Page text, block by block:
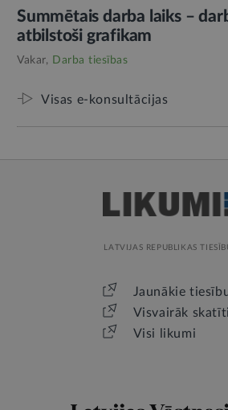
Summētais darba laiks –
atbilstoši grafikam
Vakar, Darba tiesības
Visas e-konsultācijas
LATVIJAS REPUBLIKAS
Jaunākie
Visvairāk
Visi likumi